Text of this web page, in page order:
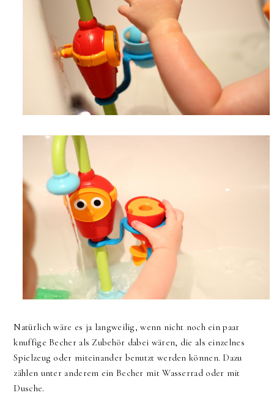
Natürlich wäre es ja langweilig, wenn nicht noch ein paar
knuffige Becher als Zubehör dabei wären, die als einzelnes
Spielzeug oder miteinander benutzt werden können. Dazu
zählen unter anderem ein Becher mit Wasserrad oder mit
Dusche.